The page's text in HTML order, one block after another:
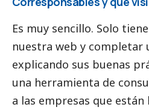
Es muy sencillo. Solo
nuestra web y completar
explicando sus buenas
una herramienta de
a las empresas que